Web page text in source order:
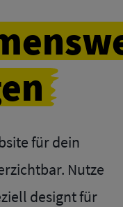
für dein
Nutze
designt für